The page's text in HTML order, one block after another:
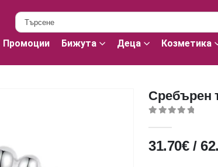
Промоции Бижута Деца Козметика
Сребърен
31.70€ /